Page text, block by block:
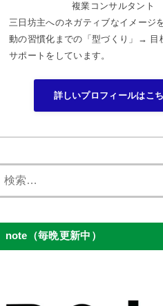
複業コンサルタント
三日坊主へのネガティブなイメージ
動の習慣化までの「型づくり」→ 目
サポートをしています。
詳しいプロフィールはこ
note（毎晩更新中）